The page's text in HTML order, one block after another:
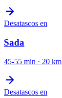
Desatascos en
Sada
45-55 min · 20 km
Desatascos en